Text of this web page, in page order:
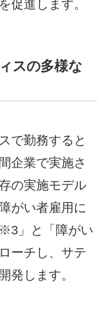
促進します。
スの多様な
で勤務すると
企業で実施さ
の実施モデル
がい者雇用に
」と「障がい
ーチし、サテ
発します。